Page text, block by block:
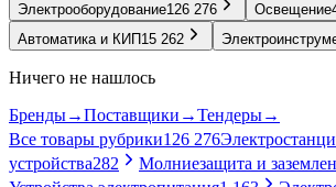
Электрооборудование126 276 Освещение
Автоматика и КИП 15 262
Ничего не нашлось
Бренды→Поставщики →Тендеры→
Все товары рубрики126 276
устройства282 Молниезащита и